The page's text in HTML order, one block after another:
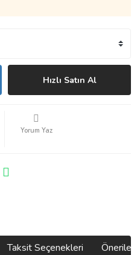
Hızlı Satın Al
Yorum Yaz
Taksit Seçenekleri